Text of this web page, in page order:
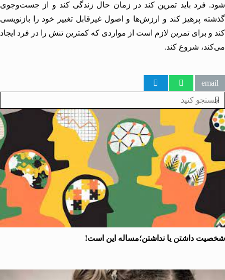
فرد باید تمرین کند در زمان حال زندگی کند و از جست‌وجوی
پرهیز کند و ارزش‌ها و اصول غیرقابل تغییر خود را بازنویسی
برای تمرین لازم است از مواردی که کمترین تنش را در فرد ایجاد
شروع کند.
داشتن یا نداشتن؛مساله این است!